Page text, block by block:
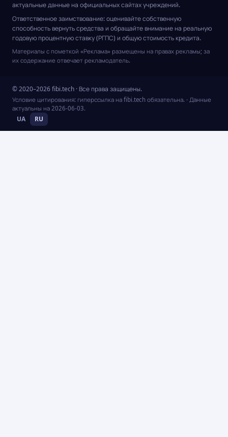
актуальные данные на официальных сайтах учреждений.
Ответственное заимствование: оценивайте собственную
способность вернуть средства и обращайте внимание на реальную
годовую процентную ставку (РГПС) и общую стоимость кредита.
Материалы с пометкой «Реклама» размещены на правах рекламы; за
их содержание отвечает рекламодатель.
© 2020–2026 fibi.tech · Все права защищены.
Условие цитирования: гиперссылка на fibi.tech обязательна. · Данные
актуальны на 2026-06-03.
UA RU